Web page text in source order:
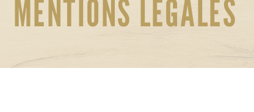
MENTIONS LÉGALES